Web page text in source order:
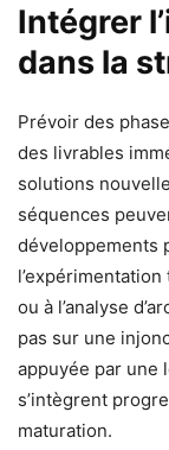
Intégrer
dans la
Prévoir des
des livrables
solutions
séquences
développements
l’expérimentation
ou à l’analyse
pas sur une
appuyée par une
s’intègrent
maturation.